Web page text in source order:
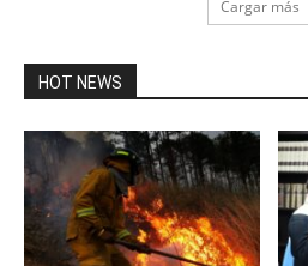
Cargar más
HOT NEWS